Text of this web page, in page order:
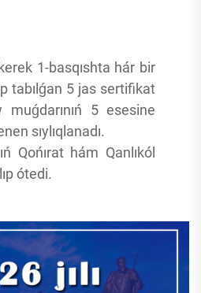
1-basqıshta hár bir
tabılǵan 5 jas sertifikat
muǵdarınıń 5 esesine
sıylıqlanadı.
Qońırat hám Qanlıkól
ótedi.